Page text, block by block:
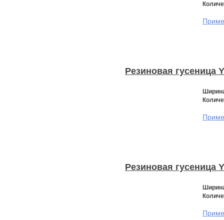
Резиновая гусеница
Резиновая гусеница